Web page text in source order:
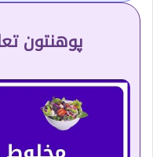
پوهنتون